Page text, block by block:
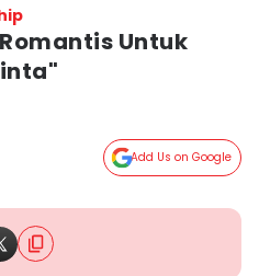
Untuk
Add Us on Google